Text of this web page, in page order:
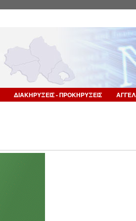
ΔΙΑΚΗΡΥΞΕΙΣ - ΠΡΟΚΗΡΥΞΕΙΣ